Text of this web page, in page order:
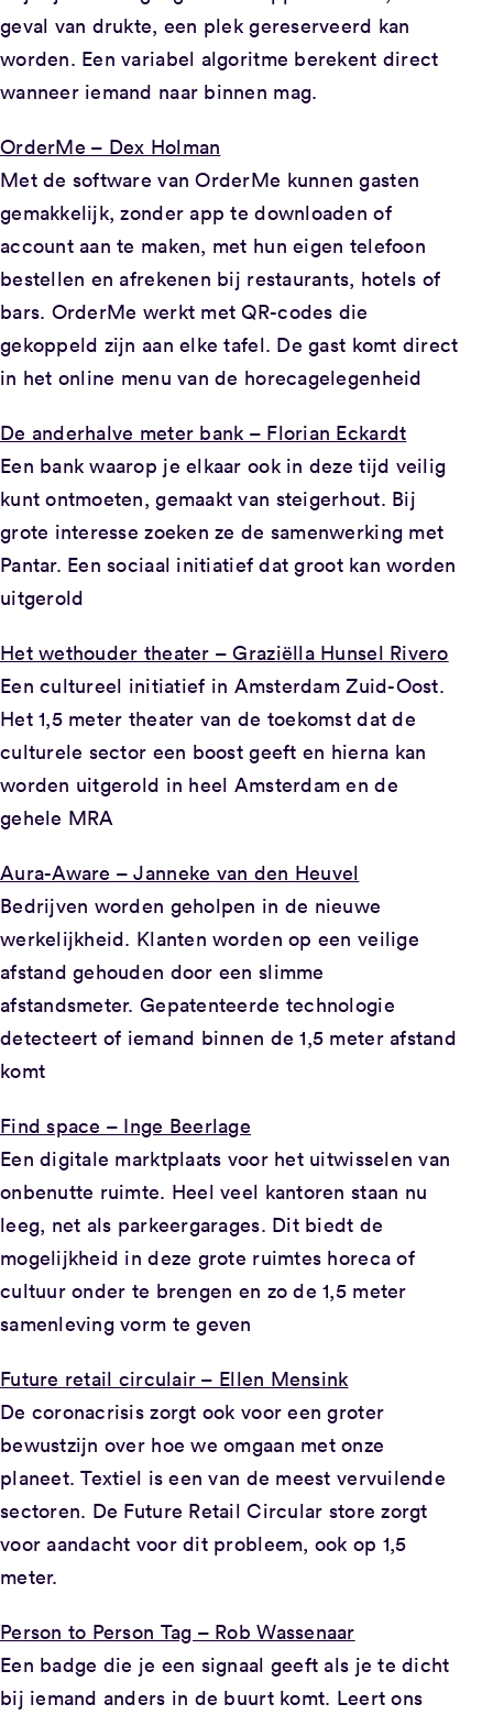
geval van drukte, een plek gereserveerd kan
worden. Een variabel algoritme berekent direct
wanneer iemand naar binnen mag.
OrderMe – Dex Holman
Met de software van OrderMe kunnen gasten
gemakkelijk, zonder app te downloaden of
account aan te maken, met hun eigen telefoon
bestellen en afrekenen bij restaurants, hotels of
bars. OrderMe werkt met QR-codes die
gekoppeld zijn aan elke tafel. De gast komt direct
in het online menu van de horecagelegenheid
De anderhalve meter bank – Florian Eckardt
Een bank waarop je elkaar ook in deze tijd veilig
kunt ontmoeten, gemaakt van steigerhout. Bij
grote interesse zoeken ze de samenwerking met
Pantar. Een sociaal initiatief dat groot kan worden
uitgerold
Het wethouder theater – Graziëlla Hunsel Rivero
Een cultureel initiatief in Amsterdam Zuid-Oost.
Het 1,5 meter theater van de toekomst dat de
culturele sector een boost geeft en hierna kan
worden uitgerold in heel Amsterdam en de
gehele MRA
Aura-Aware – Janneke van den Heuvel
Bedrijven worden geholpen in de nieuwe
werkelijkheid. Klanten worden op een veilige
afstand gehouden door een slimme
afstandsmeter. Gepatenteerde technologie
detecteert of iemand binnen de 1,5 meter afstand
komt
Find space – Inge Beerlage
Een digitale marktplaats voor het uitwisselen van
onbenutte ruimte. Heel veel kantoren staan nu
leeg, net als parkeergarages. Dit biedt de
mogelijkheid in deze grote ruimtes horeca of
cultuur onder te brengen en zo de 1,5 meter
samenleving vorm te geven
Future retail circulair – Ellen Mensink
De coronacrisis zorgt ook voor een groter
bewustzijn over hoe we omgaan met onze
planeet. Textiel is een van de meest vervuilende
sectoren. De Future Retail Circular store zorgt
voor aandacht voor dit probleem, ook op 1,5
meter.
Person to Person Tag – Rob Wassenaar
Een badge die je een signaal geeft als je te dicht
bij iemand anders in de buurt komt. Leert ons